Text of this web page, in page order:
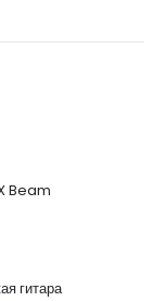
Beam
гитара